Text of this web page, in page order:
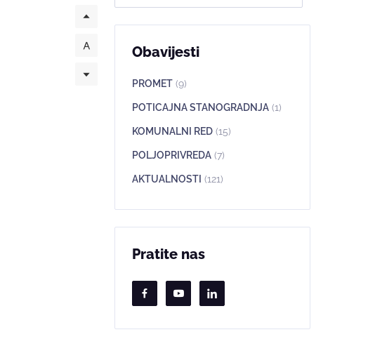
Obavijesti
PROMET (9)
POTICAJNA STANOGRADNJA (1)
KOMUNALNI RED (15)
POLJOPRIVREDA (7)
AKTUALNOSTI (121)
Pratite nas